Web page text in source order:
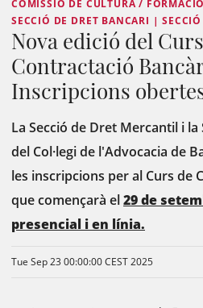
COMISSIÓ DE CULTURA /
SECCIÓ DE DRET BANCARI |
Nova edició del
Contractació
Inscripcions
La Secció de Dret Mercantil i
del Col·legi de l'Advocacia de
les inscripcions per al Curs de
que començarà el29 de
presencial i en línia.
Tue Sep 23 00:00:00 CEST 2025